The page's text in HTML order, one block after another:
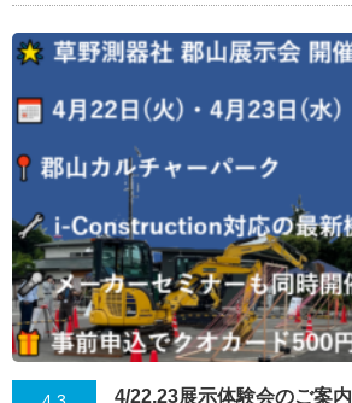
4/22,23展示体験会のご案内